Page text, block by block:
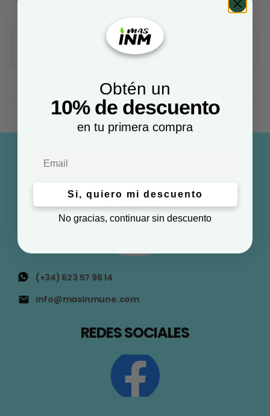
(+34) 623 57 96 14
info@masinmune.com
REDES SOCIALES
Obtén un
10% de descuento
en tu primera compra
Si, quiero mi descuento
No gracias, continuar sin descuento